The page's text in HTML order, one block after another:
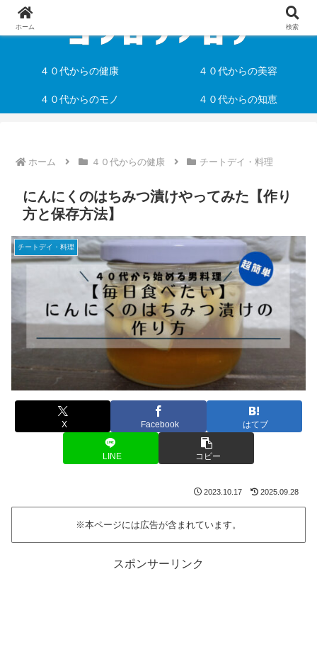
４０代からの健康 ４０代からの美容
４０代からのモノ ４０代からの知恵
ホーム ４０代からの健康 チートデイ・料理
にんにくのはちみつ漬けやってみた【作り
方と保存方法】
チートデイ・料理
X Facebook はてブ
LINE コピー
2023.10.17 2025.09.28
※本ページには広告が含まれています。
スポンサーリンク
ホーム 検索